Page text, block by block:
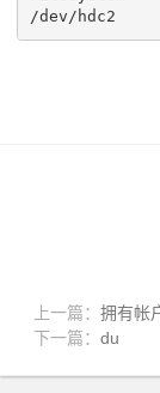
上一篇： 拥有帐
下一篇： du